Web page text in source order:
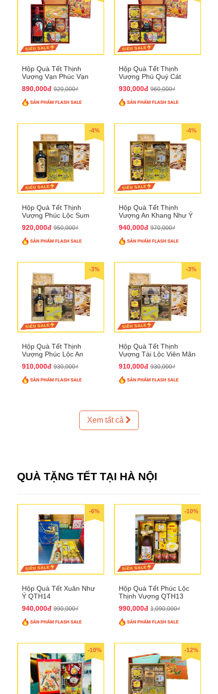
Hộp Quà Tết Thịnh
Vượng Vạn Phúc Vạn
890,000đ 920,000₫
Hộp Quà Tết Thịnh
Vượng Phú Quý Cát
930,000đ 960,000₫
-4%
Hộp Quà Tết Thịnh
Vượng Phúc Lộc Sum
920,000đ 950,000₫
-4%
Hộp Quà Tết Thịnh
Vượng An Khang Như Ý
940,000đ 970,000₫
-3%
Hộp Quà Tết Thịnh
Vượng Phúc Lộc An
910,000đ 930,000₫
-3%
Hộp Quà Tết Thịnh
Vượng Tài Lộc Viên Mãn
910,000đ 930,000₫
Xem tất cả
QUÀ TẶNG TẾT TẠI HÀ NỘI
-6%
Hộp Quà Tết Xuân Như
Ý QTH14
940,000đ 990,000₫
-10%
Hộp Quà Tết Phúc Lộc
Thịnh Vượng QTH13
990,000đ 1,090,000₫
-10% -12%